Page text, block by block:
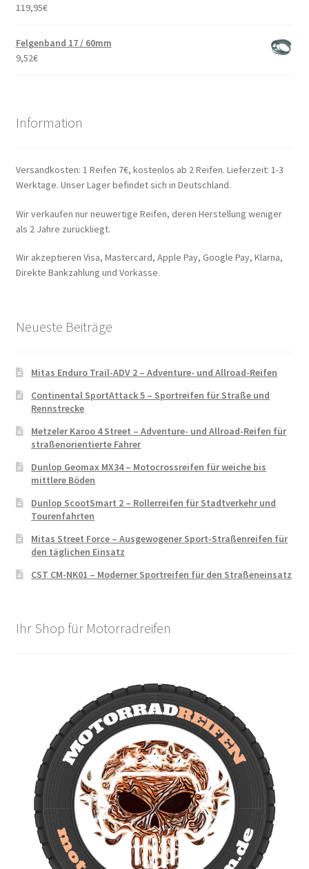
119,95€
Felgenband 17 / 60mm
9,52€
Information
Versandkosten: 1 Reifen 7€, kostenlos ab 2 Reifen. Lieferzeit: 1-3
Werktage. Unser Lager befindet sich in Deutschland.
Wir verkaufen nur neuwertige Reifen, deren Herstellung weniger
als 2 Jahre zurückliegt.
Wir akzeptieren Visa, Mastercard, Apple Pay, Google Pay, Klarna,
Direkte Bankzahlung und Vorkasse.
Neueste Beiträge
Mitas Enduro Trail-ADV 2 – Adventure- und Allroad-Reifen
Continental SportAttack 5 – Sportreifen für Straße und
Rennstrecke
Metzeler Karoo 4 Street – Adventure- und Allroad-Reifen für
straßenorientierte Fahrer
Dunlop Geomax MX34 – Motocrossreifen für weiche bis
mittlere Böden
Dunlop ScootSmart 2 – Rollerreifen für Stadtverkehr und
Tourenfahrten
Mitas Street Force – Ausgewogener Sport-Straßenreifen für
den täglichen Einsatz
CST CM-NK01 – Moderner Sportreifen für den Straßeneinsatz
Ihr Shop für Motorradreifen